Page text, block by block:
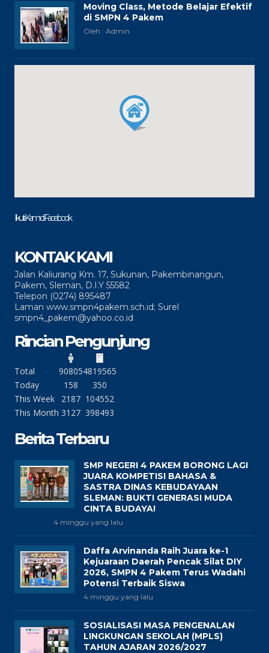
Moving Class, Metode Belajar Efektif
di SMPN 4 Pakem
Oleh : Admin
Ikuti Kami di Facebook
KONTAK KAMI
Jalan Kaliurang Km. 17, Sukunan, Pakembinangun,
Pakem, Sleman, D.I.Y 55582
Telepon (0274) 895487
Laman www.smpn4pakem.sch.id; Surel
smpn4_pakem@yahoo.co.id
Rincian Pengunjung
Total 908054819565
Today
158
350
This Week
2187 104552
This Month 3127 398493
Berita Terbaru
SMP NEGERI 4 PAKEM BORONG LAGI
JUARA KOMPETISI BAHASA &
SASTRA DINAS KEBUDAYAAN
SLEMAN: BUKTI GENERASI MUDA
CINTA BUDAYA!
4 minggu yang lalu
Daffa Arvinanda Raih Juara ke-1
Kejuaraan Daerah Pencak Silat DIY
2026, SMPN 4 Pakem Terus Wadahi
Potensi Terbaik Siswa
4 minggu yang lalu
SOSIALISASI MASA PENGENALAN
LINGKUNGAN SEKOLAH (MPLS)
TAHUN AJARAN 2026/2027